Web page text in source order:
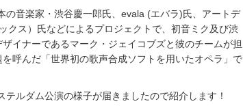
の音楽家・渋谷慶一郎氏、evala (エバラ)氏、アートデ
クス）氏などによるプロジェクトで、初音ミク及び渋
イナーであるマーク・ジェイコブズと彼のチームが担
呼んだ「世界初の歌声合成ソフトを用いたオペラ」で
ルダム公演の様子が届きましたので紹介します！